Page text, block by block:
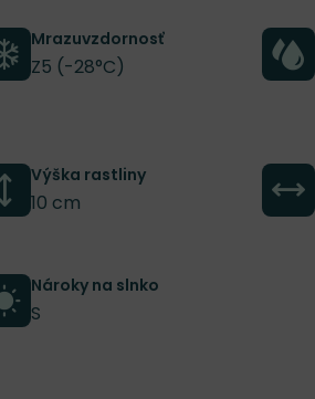
Mrazuvzdornosť
Z5 (-28°C)
Výška rastliny
10 cm
Nároky na slnko
S